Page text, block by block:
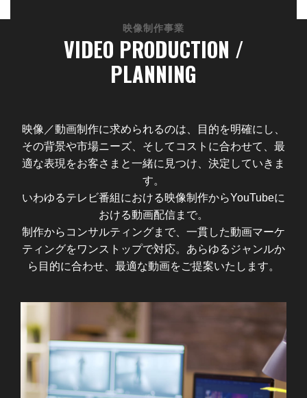
映像制作事業
VIDEO PRODUCTION /
PLANNING
映像／動画制作に求められるのは、目的を明確にし、
その背景や市場ニーズ、そしてコストに合わせて、最
適な表現をお客さまと一緒に見つけ、決定していきま
す。
いわゆるテレビ番組における映像制作からYouTubeに
おける動画配信まで。
制作からコンサルティングまで、一貫した動画マーケ
ティングをワンストップで対応。あらゆるジャンルか
ら目的に合わせ、最適な動画をご提案いたします。